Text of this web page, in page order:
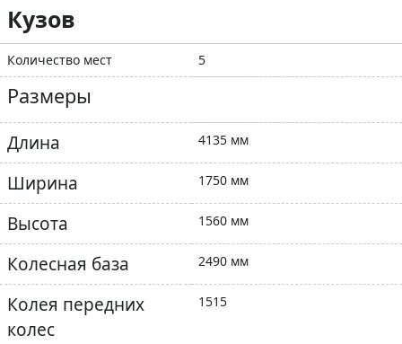
Кузов
Количество мест 5
Размеры
Длина 4135 мм
Ширина 1750 мм
Высота 1560 мм
Колесная база 2490 мм
Колея передних
колес
1515